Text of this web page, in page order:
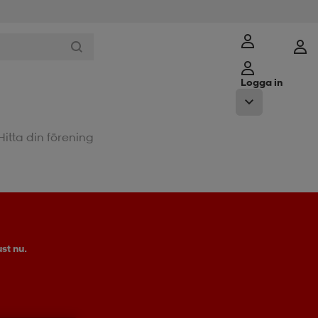
Logga in
din förening
nu.